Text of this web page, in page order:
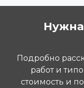
Нужна
Подробно
работ и
стоимость и